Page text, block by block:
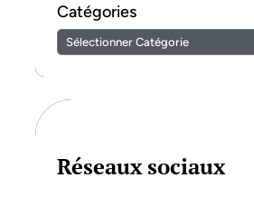
Catégories
Réseaux sociaux